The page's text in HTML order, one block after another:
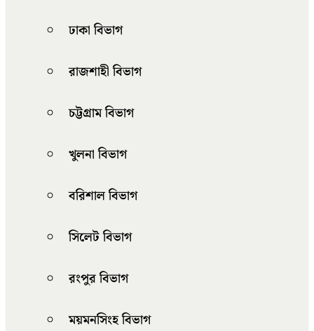
ঢাকা বিভাগ
রাজশাহী বিভাগ
চট্টগ্রাম বিভাগ
খুলনা বিভাগ
বরিশাল বিভাগ
সিলেট বিভাগ
রংপুর বিভাগ
ময়মনসিংহ বিভাগ